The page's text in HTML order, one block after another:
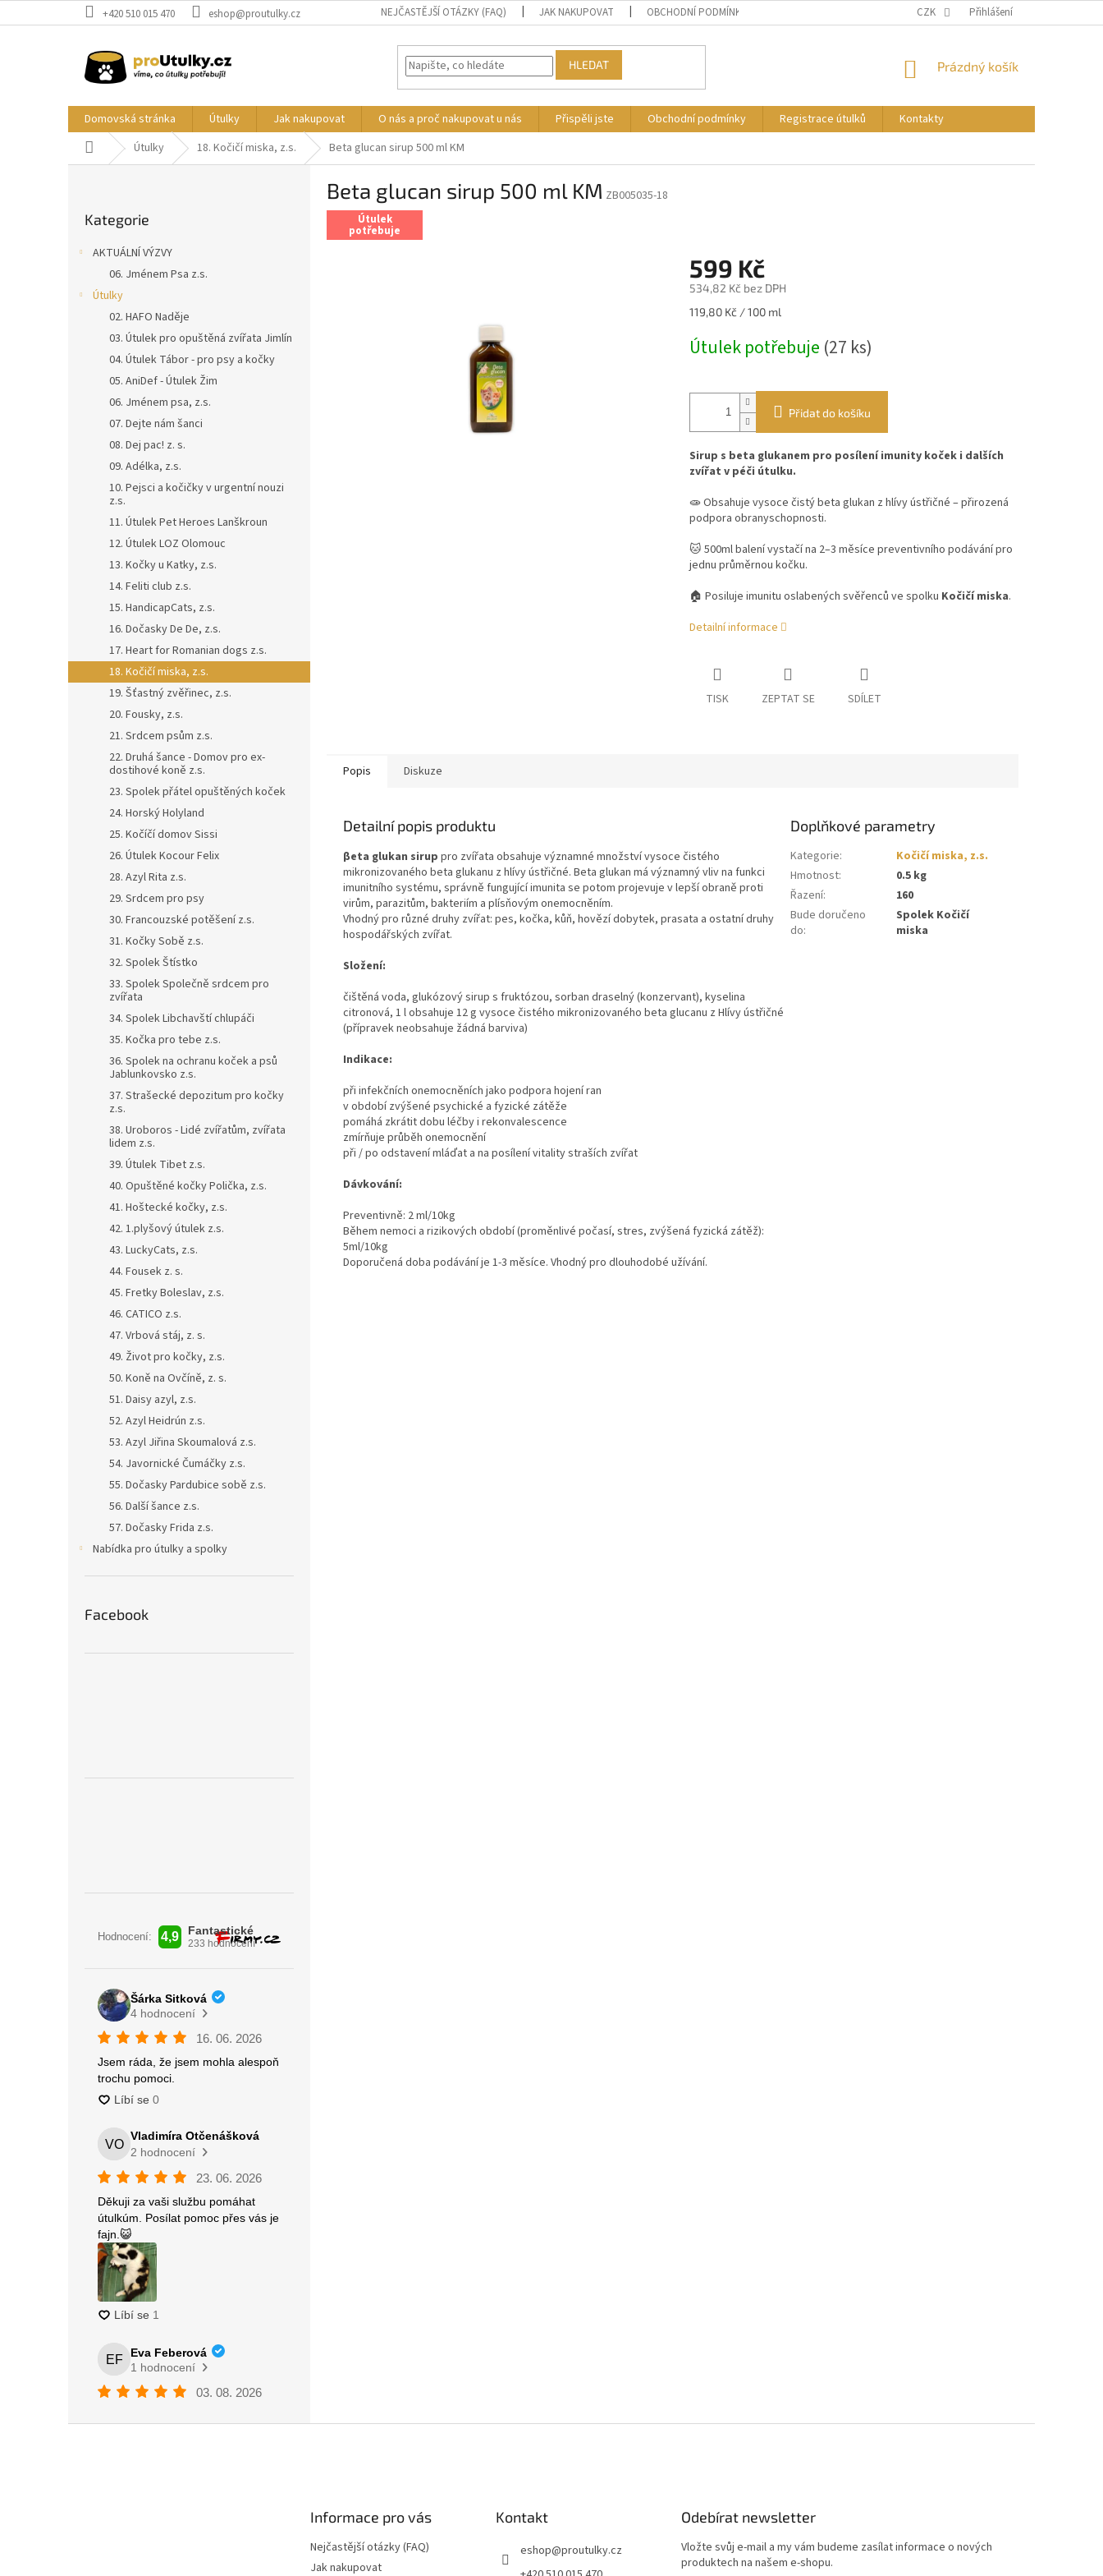
na
+420 510 015 470 eshop@proutulky.cz NEJČASTĚJŠÍ OTÁZKY (FAQ) JAK NAKUPOVAT OBCHODNÍ PODMÍNKY PODMÍNKY OCHRANY OSOBNÍCH ÚDAJŮ REGISTRACE ÚTULKŮ
CZK Přihlášení
HLEDAT
NÁKUPNÍ
Prázdný košík
Domovská stránka Útulky Jak nakupovat O nás a proč nakupovat u nás Přispěli jste Obchodní podmínky Registrace útulků
Kontakty
Domů Útulky 18. Kočičí miska, z.s. Beta glucan sirup 500 ml KM
kategorie
Kategorie
AKTUÁLNÍ VÝZVY
06. Jménem Psa z.s.
Útulky
02. HAFO Naděje
03. Útulek pro opuštěná zvířata Jimlín
04. Útulek Tábor - pro psy a kočky
05. AniDef - Útulek Žim
06. Jménem psa, z.s.
07. Dejte nám šanci
08. Dej pac! z. s.
09. Adélka, z.s.
10. Pejsci a kočičky v urgentní nouzi
z.s.
11. Útulek Pet Heroes Lanškroun
12. Útulek LOZ Olomouc
13. Kočky u Katky, z.s.
14. Feliti club z.s.
15. HandicapCats, z.s.
16. Dočasky De De, z.s.
17. Heart for Romanian dogs z.s.
18. Kočičí miska, z.s.
19. Šťastný zvěřinec, z.s.
20. Fousky, z.s.
21. Srdcem psům z.s.
22. Druhá šance - Domov pro ex-
dostihové koně z.s.
23. Spolek přátel opuštěných koček
24. Horský Holyland
25. Kočíčí domov Sissi
26. Útulek Kocour Felix
28. Azyl Rita z.s.
29. Srdcem pro psy
30. Francouzské potěšení z.s.
31. Kočky Sobě z.s.
32. Spolek Štístko
33. Spolek Společně srdcem pro
zvířata
34. Spolek Libchavští chlupáči
35. Kočka pro tebe z.s.
36. Spolek na ochranu koček a psů
Jablunkovsko z.s.
37. Strašecké depozitum pro kočky
z.s.
38. Uroboros - Lidé zvířatům, zvířata
lidem z.s.
39. Útulek Tibet z.s.
40. Opuštěné kočky Polička, z.s.
41. Hoštecké kočky, z.s.
42. 1.plyšový útulek z.s.
43. LuckyCats, z.s.
44. Fousek z. s.
45. Fretky Boleslav, z.s.
46. CATICO z.s.
47. Vrbová stáj, z. s.
49. Život pro kočky, z.s.
50. Koně na Ovčíně, z. s.
51. Daisy azyl, z.s.
52. Azyl Heidrún z.s.
53. Azyl Jiřina Skoumalová z.s.
54. Javornické Čumáčky z.s.
55. Dočasky Pardubice sobě z.s.
56. Další šance z.s.
57. Dočasky Frida z.s.
Nabídka pro útulky a spolky
Facebook
Beta glucan sirup 500 ml KM ZB005035-18
Útulek
potřebuje
599 Kč
534,82 Kč bez DPH
Měrná
119,80 Kč / 100 ml
Útulek potřebuje (27 ks)
Přidat do košíku
Sirup s beta glukanem pro posílení imunity koček i dalších
zvířat v péči útulku.
🧫 Obsahuje vysoce čistý beta glukan z hlívy ústřičné – přirozená
podpora obranyschopnosti.
🐱 500ml balení vystačí na 2–3 měsíce preventivního podávání pro
jednu průměrnou kočku.
🏠 Posiluje imunitu oslabených svěřenců ve spolku Kočičí miska.
Detailní informace
TISK ZEPTAT SE SDÍLET
Popis Diskuze
Detailní popis produktu
βeta glukan sirup pro zvířata obsahuje významné množství vysoce čistého
mikronizovaného beta glukanu z hlívy ústřičné. Beta glukan má významný vliv na funkci
imunitního systému, správně fungující imunita se potom projevuje v lepší obraně proti
virům, parazitům, bakteriím a plísňovým onemocněním.
Vhodný pro různé druhy zvířat: pes, kočka, kůň, hovězí dobytek, prasata a ostatní druhy
hospodářských zvířat.
Složení:
čištěná voda, glukózový sirup s fruktózou, sorban draselný (konzervant), kyselina
citronová, 1 l obsahuje 12 g vysoce čistého mikronizovaného beta glucanu z Hlívy ústřičné
(přípravek neobsahuje žádná barviva)
Indikace:
při infekčních onemocněních jako podpora hojení ran
v období zvýšené psychické a fyzické zátěže
pomáhá zkrátit dobu léčby i rekonvalescence
zmírňuje průběh onemocnění
při / po odstavení mláďat a na posílení vitality straších zvířat
Dávkování:
Preventivně: 2 ml/10kg
Během nemoci a rizikových období (proměnlivé počasí, stres, zvýšená fyzická zátěž):
5ml/10kg
Doporučená doba podávání je 1-3 měsíce. Vhodný pro dlouhodobé užívání.
Doplňkové parametry
Kategorie:
Kočičí miska, z.s.
Hmotnost:
0.5 kg
Řazení:
160
Bude doručeno
do:
Spolek Kočičí
miska
Informace pro vás
Nejčastější otázky (FAQ)
Jak nakupovat
Kontakt
eshop@proutulky.cz
Odebírat newsletter
Vložte svůj e-mail a my vám budeme zasílat informace o nových
produktech na našem e-shopu.